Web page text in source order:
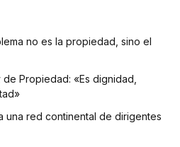
no es la propiedad, sino el
Propiedad: «Es dignidad,
una red continental de dirigentes